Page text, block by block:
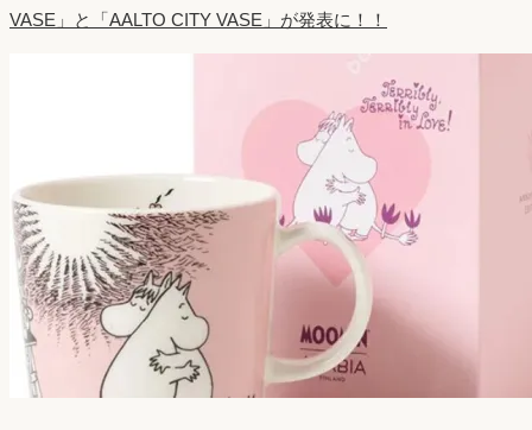
VASE」と「AALTO CITY VASE」が発表に！！